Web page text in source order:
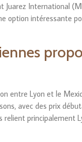
International
option intéressante
entre Lyon et le
avec des prix
principalement